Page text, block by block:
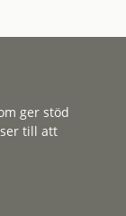
ger stöd
till att